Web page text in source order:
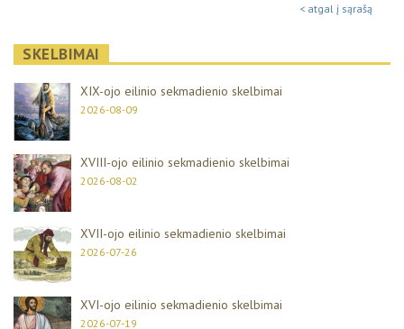
< atgal į sąrašą
SKELBIMAI
XIX-ojo eilinio sekmadienio skelbimai
2026-08-09
XVIII-ojo eilinio sekmadienio skelbimai
2026-08-02
XVII-ojo eilinio sekmadienio skelbimai
2026-07-26
XVI-ojo eilinio sekmadienio skelbimai
2026-07-19